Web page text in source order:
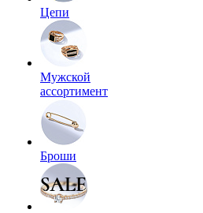
Цепи
Мужской
ассортимент
Броши